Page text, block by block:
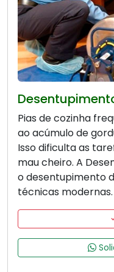
Pias de cozinha
ao acúmulo de
Isso dificulta as
mau cheiro. A
o desentupimento
técnicas modernas.